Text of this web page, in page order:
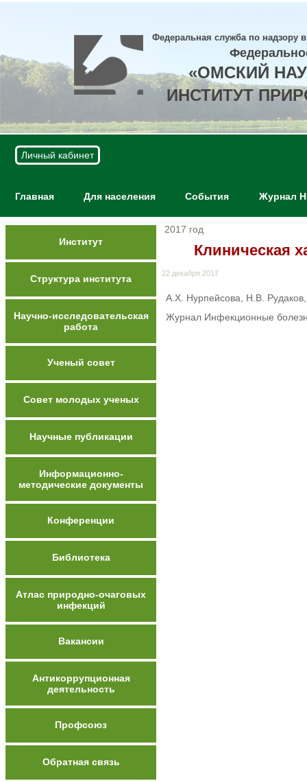
Федеральная служба по надзору
«ОМСКИЙ
ИНСТИТУТ
Личный кабинет
Главная Для населения События Журнал
Институт
Структура института
Научно-исследовательская
работа
Ученый совет
Совет молодых ученых
Научные публикации
Информационно-
методические документы
Конференции
Библиотека
Атлас природно-очаговых
инфекций
Вакансии
Антикоррупционная
деятельность
Профсоюз
Обратная связь
2017 год
Клиническая
22 декабря 2017
А.Х. Нурпейсова, Н.В.
Журнал Инфекционные